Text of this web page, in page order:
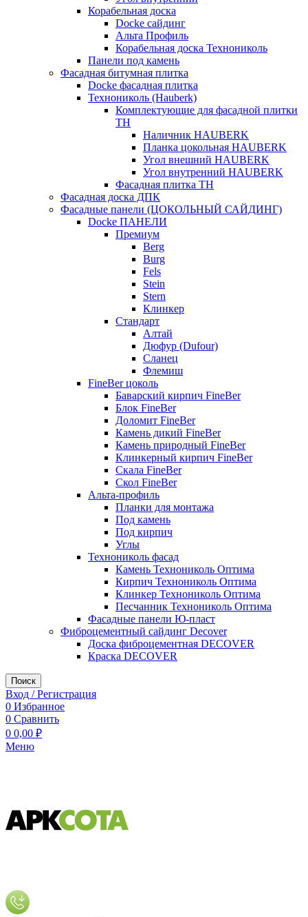
Корабельная доска
Docke сайдинг
Альта Профиль
Корабельная доска Технониколь
Панели под камень
Фасадная битумная плитка
Docke фасадная плитка
Технониколь (Hauberk)
Комплектующие для фасадной плитки
ТН
Наличник HAUBERK
Планка цокольная HAUBERK
Угол внешний HAUBERK
Угол внутренний HAUBERK
Фасадная плитка ТН
Фасадная доска ДПК
Фасадные панели (ЦОКОЛЬНЫЙ САЙДИНГ)
Docke ПАНЕЛИ
Премиум
Berg
Burg
Fels
Stein
Stern
Клинкер
Стандарт
Алтай
Дюфур (Dufour)
Сланец
Флемиш
FineBer цоколь
Баварский кирпич FineBer
Блок FineBer
Доломит FineBer
Камень дикий FineBer
Камень природный FineBer
Клинкерный кирпич FineBer
Скала FineBer
Скол FineBer
Альта-профиль
Планки для монтажа
Под камень
Под кирпич
Углы
Технониколь фасад
Камень Технониколь Оптима
Кирпич Технониколь Оптима
Клинкер Технониколь Оптима
Песчанник Технониколь Оптима
Фасадные панели Ю-пласт
Фиброцементный сайдинг Decover
Доска фиброцементная DECOVER
Краска DECOVER
Поиск
Вход / Регистрация
0 Избранное
0 Сравнить
0 0,00 ₽
Меню